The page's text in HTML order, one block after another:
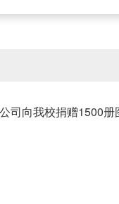
司向我校捐赠1500册